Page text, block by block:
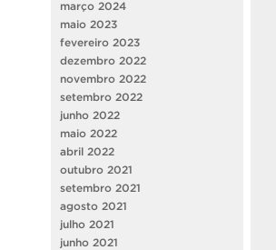
março 2024
maio 2023
fevereiro 2023
dezembro 2022
novembro 2022
setembro 2022
junho 2022
maio 2022
abril 2022
outubro 2021
setembro 2021
agosto 2021
julho 2021
junho 2021